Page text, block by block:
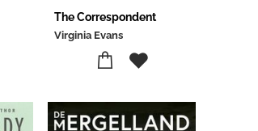
The Correspondent
Virginia Evans